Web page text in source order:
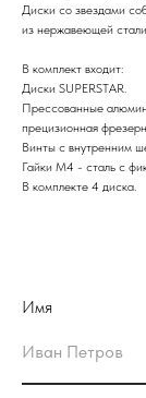
Диски со звездами
из нержавеющей
В комплект входит:
Диски SUPERSTAR.
Прессованные
прецизионная
Винты с внутренним
Гайки M4 - сталь с
В комплекте 4 диска.
Имя